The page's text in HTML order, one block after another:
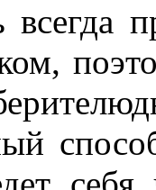
всегда